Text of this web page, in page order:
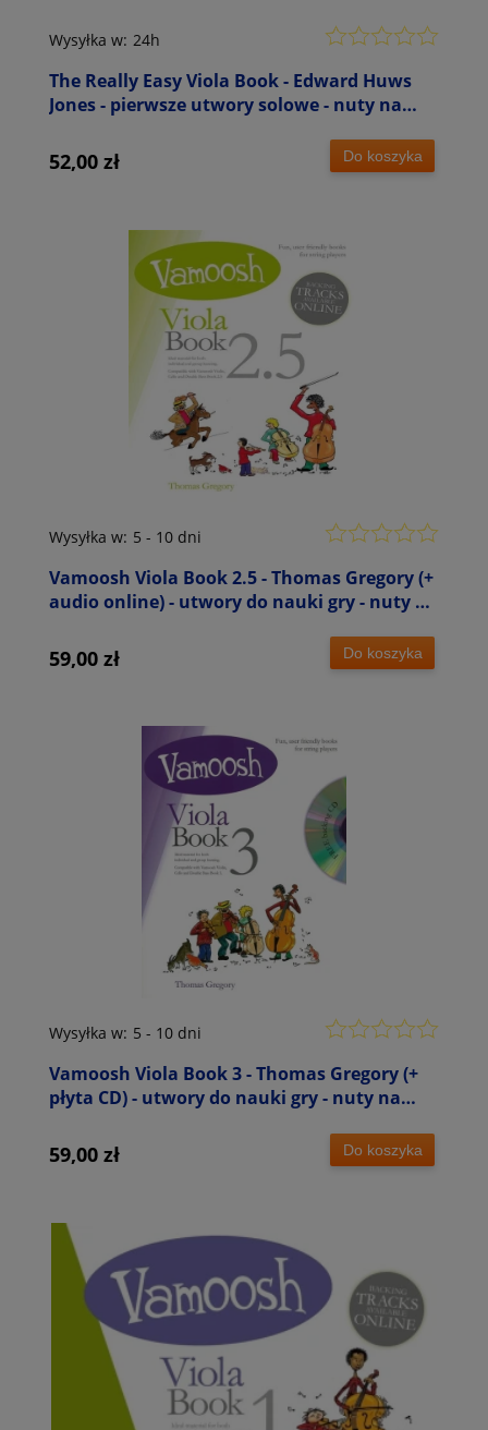
The Really Easy Viola Book - Edward Huws
Jones - pierwsze utwory solowe - nuty na
Wysyłka w: 24h
52,00 zł Do koszyka
Vamoosh Viola Book 2.5 - Thomas Gregory (+
audio online) - utwory do nauki gry - nuty na
Wysyłka w: 5 - 10 dni
59,00 zł Do koszyka
Vamoosh Viola Book 3 - Thomas Gregory (+
płyta CD) - utwory do nauki gry - nuty na
Wysyłka w: 5 - 10 dni
59,00 zł Do koszyka